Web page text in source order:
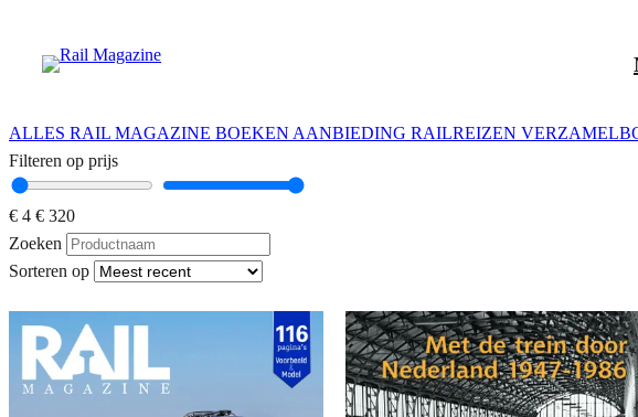
ALLES RAIL MAGAZINE BOEKEN AANBIEDING RAILREIZEN
Filteren op prijs
€ 4 € 320
Zoeken
Sorteren op